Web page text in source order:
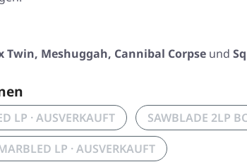
Twin, Meshuggah, Cannibal Corpse und
LP · AUSVERKAUFT SAWBLADE 2LP
LP · AUSVERKAUFT